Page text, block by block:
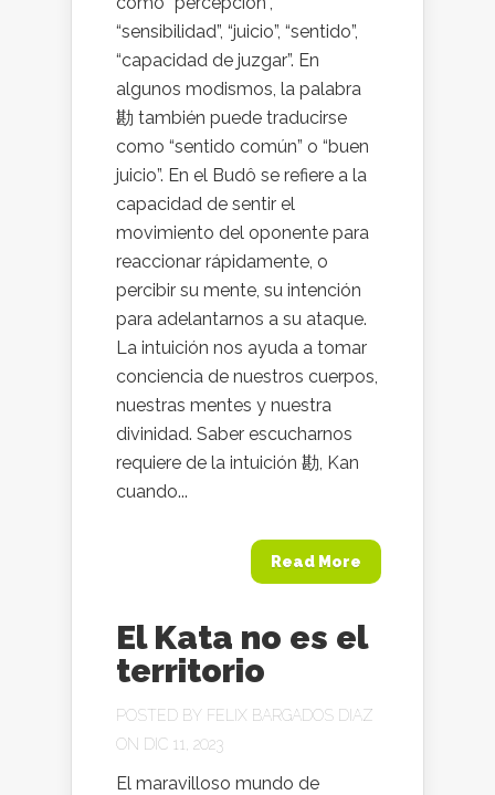
“sensibilidad”, “juicio”, “sentido”,
“capacidad de juzgar”. En
algunos modismos, la palabra
勘 también puede traducirse
como “sentido común” o “buen
juicio”. En el Budô se refiere a la
capacidad de sentir el
movimiento del oponente para
reaccionar rápidamente, o
percibir su mente, su intención
para adelantarnos a su ataque.
La intuición nos ayuda a tomar
conciencia de nuestros cuerpos,
nuestras mentes y nuestra
divinidad. Saber escucharnos
requiere de la intuición 勘, Kan
cuando...
Read More
El Kata no es el
territorio
POSTED BY FELIX BARGADOS DIAZ
ON DIC 11, 2023
El maravilloso mundo de